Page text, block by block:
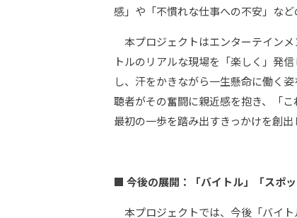
感」や「不慣れな仕事への不安」な
本プロジェクトはエンターテイン
トルのリアルな現場を「楽しく」発
し、汗をかきながら一生懸命に働く
聴者がその奮闘に親近感を抱き、「
最初の一歩を踏み出すきっかけを創出
■ 今後の展開：「バイトル」「スポ
本プロジェクトでは、今後「バイ